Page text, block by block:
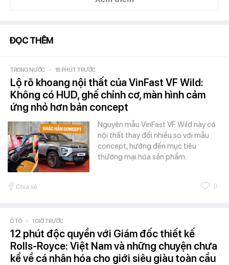
ĐỌC THÊM
TRONG NƯỚC - 18 PHÚT TRƯỚC
Lộ rõ khoang nội thất của VinFast VF Wild:
Không có HUD, ghế chỉnh cơ, màn hình cảm
ứng nhỏ hơn bản concept
Nguyên mẫu VinFast VF Wild này có
nội thất thay đổi nhiều so với mẫu
concept, hướng đến mục tiêu
thương mại hóa sản phẩm.
Chia sẻ 0
Ô TÔ - 1 GIỜ TRƯỚC
12 phút độc quyền với Giám đốc thiết kế
Rolls-Royce: Việt Nam và những chuyện chưa
kể về cá nhân hóa cho giới siêu giàu toàn cầu